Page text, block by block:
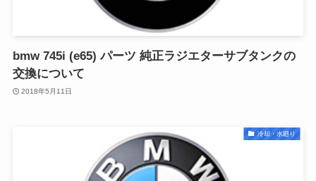
bmw 745i (e65) パーツ 純正ラジエターサブタンクの
交換について
2018年5月11日
冷却・水廻り